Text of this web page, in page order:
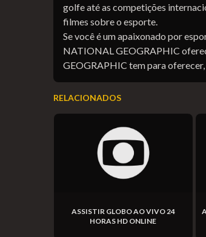
golfe até as competições
filmes sobre o esporte.
Se você é um apaixonado por
NATIONAL GEOGRAPHIC
GEOGRAPHIC tem para
RELACIONADOS
ASSISTIR GLOBO AO VIVO 24
HORAS HD ONLINE